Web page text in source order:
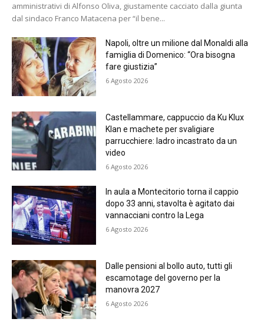
amministrativi di Alfonso Oliva, giustamente cacciato dalla giunta
dal sindaco Franco Matacena per “il bene...
Napoli, oltre un milione dal Monaldi alla
famiglia di Domenico: “Ora bisogna
fare giustizia”
6 Agosto 2026
Castellammare, cappuccio da Ku Klux
Klan e machete per svaligiare
parrucchiere: ladro incastrato da un
video
6 Agosto 2026
In aula a Montecitorio torna il cappio
dopo 33 anni, stavolta è agitato dai
vannacciani contro la Lega
6 Agosto 2026
Dalle pensioni al bollo auto, tutti gli
escamotage del governo per la
manovra 2027
6 Agosto 2026